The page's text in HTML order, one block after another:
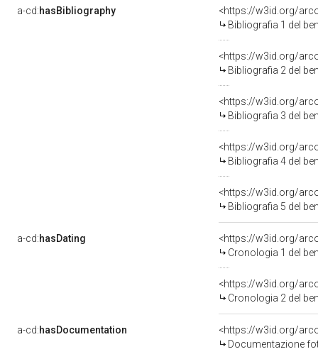
a-cd:hasBibliography
<https://w3id.org/
Bibliografia 1 del
<https://w3id.org/
Bibliografia 2 del
<https://w3id.org/
Bibliografia 3 del
<https://w3id.org/
Bibliografia 4 del
<https://w3id.org/
Bibliografia 5 del
a-cd:hasDating
<https://w3id.org/
Cronologia 1 del
<https://w3id.org/
Cronologia 2 del
a-cd:hasDocumentation
Documentazione